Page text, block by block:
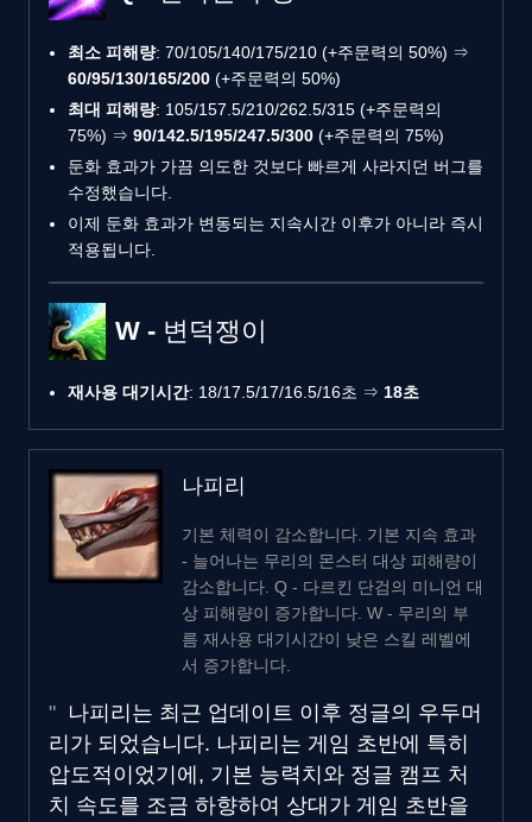
최소 피해량: 70/105/140/175/210 (+주문력의 50%) ⇒
60/95/130/165/200 (+주문력의 50%)
최대 피해량: 105/157.5/210/262.5/315 (+주문력의
75%) ⇒ 90/142.5/195/247.5/300 (+주문력의 75%)
둔화 효과가 가끔 의도한 것보다 빠르게 사라지던 버그를
수정했습니다.
이제 둔화 효과가 변동되는 지속시간 이후가 아니라 즉시
적용됩니다.
W - 변덕쟁이
재사용 대기시간: 18/17.5/17/16.5/16초 ⇒ 18초
나피리
기본 체력이 감소합니다. 기본 지속 효과
- 늘어나는 무리의 몬스터 대상 피해량이
감소합니다. Q - 다르킨 단검의 미니언 대
상 피해량이 증가합니다. W - 무리의 부
름 재사용 대기시간이 낮은 스킬 레벨에
서 증가합니다.
나피리는 최근 업데이트 이후 정글의 우두머
리가 되었습니다. 나피리는 게임 초반에 특히
압도적이었기에, 기본 능력치와 정글 캠프 처
치 속도를 조금 하향하여 상대가 게임 초반을